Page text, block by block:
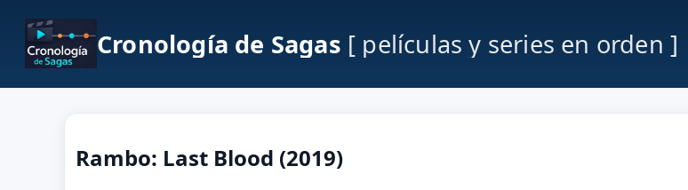
Cronología de Sagas [ películas y series en orden ]
Rambo: Last Blood (2019)